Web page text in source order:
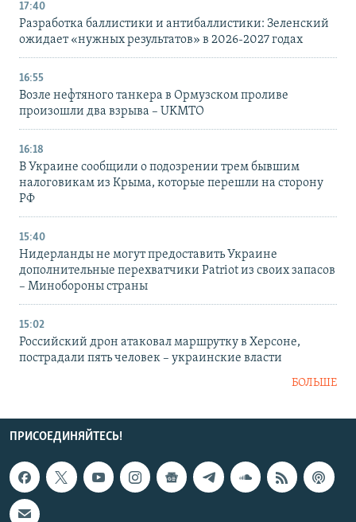
17:40
Разработка баллистики и антибаллистики: Зеленский
ожидает «нужных результатов» в 2026-2027 годах
16:55
Возле нефтяного танкера в Ормузском проливе
произошли два взрыва – UKMTO
16:18
В Украине сообщили о подозрении трем бывшим
налоговикам из Крыма, которые перешли на сторону
РФ
15:40
Нидерланды не могут предоставить Украине
дополнительные перехватчики Patriot из своих запасов
– Минобороны страны
15:02
Российский дрон атаковал маршрутку в Херсоне,
пострадали пять человек – украинские власти
БОЛЬШЕ
ПРИСОЕДИНЯЙТЕСЬ!